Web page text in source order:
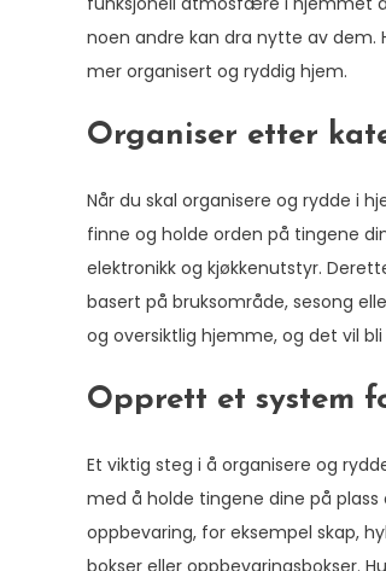
noen andre kan dra nytte av
mer organisert og ryddig hjem.
Organiser etter
Når du skal organisere og rydde i
finne og holde orden på tingene
elektronikk og kjøkkenutstyr.
basert på bruksområde, sesong
og oversiktlig hjemme, og det vil
Opprett et system
Et viktig steg i å organisere og
med å holde tingene dine på
oppbevaring, for eksempel skap,